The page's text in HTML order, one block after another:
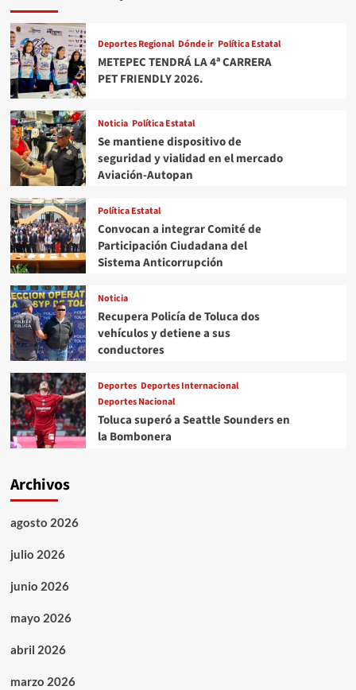
CONSTRUIR
UNA
SOCIEDAD
LIBRE
DE
VIOLENCIA
HACIA
MUJERES
Deportes Regional Dónde ir Política Estatal
METEPEC TENDRÁ LA 4ª CARRERA
PET FRIENDLY 2026.
Noticia Política Estatal
Se mantiene dispositivo de
seguridad y vialidad en el mercado
Aviación-Autopan
Política Estatal
Convocan a integrar Comité de
Participación Ciudadana del
Sistema Anticorrupción
Noticia
Recupera Policía de Toluca dos
vehículos y detiene a sus
conductores
Deportes Deportes Internacional
Deportes Nacional
Toluca superó a Seattle Sounders en
la Bombonera
Archivos
agosto 2026
julio 2026
junio 2026
mayo 2026
abril 2026
marzo 2026